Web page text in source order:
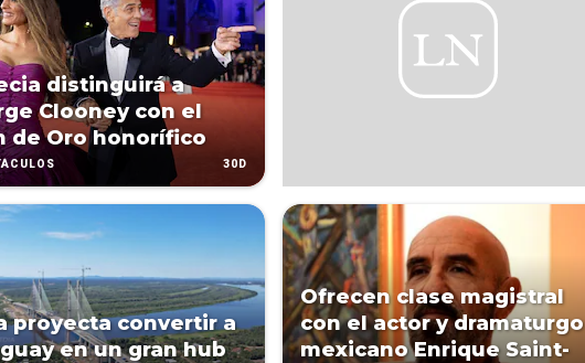
distinguirá a
Clooney con el
de Oro honorífico
30D
proyecta convertir a
en un gran hub
Ofrecen clase magistral
con el actor y dramaturgo
mexicano Enrique Saint-